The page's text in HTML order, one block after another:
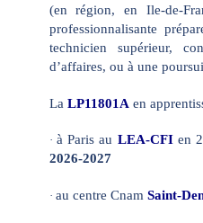
(en région, en Ile-de-
professionnalisante
technicien supérieur,
d’affaires, ou à une
La LP11801A en
· à Paris au LEA-CFIen
2026-2027
· au centre Cnam Saint-